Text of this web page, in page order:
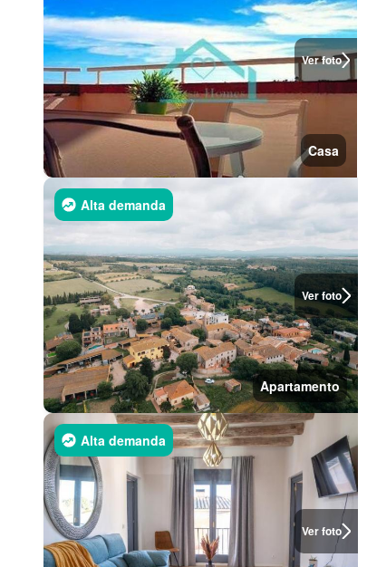
Ver foto
Casa
Ver foto
Alta demanda
Apartamento
Ver foto
Alta demanda